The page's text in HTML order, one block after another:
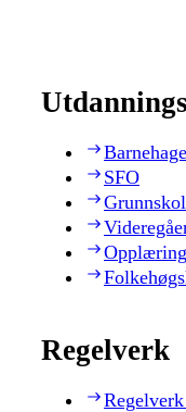
Barnehage
SFO
Regelverk